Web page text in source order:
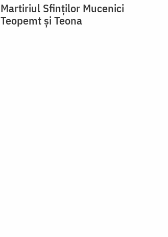
Martiriul Sfinților Mucenici
Teopemt și Teona